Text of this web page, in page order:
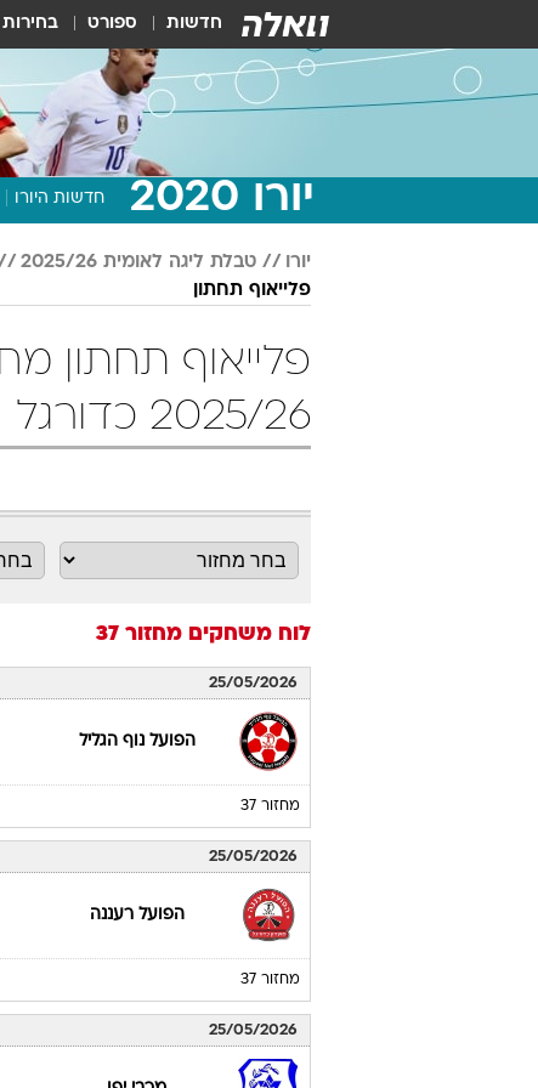
חדשות ספורט בחירות
יורו 2020 חדשות היורו
יורו טבלת ליגה לאומית 2025/26
פלייאוף תחתון
2025/26 כדורגל
לוח משחקים מחזור 37
25/05/2026
הפועל נוף הגליל
מחזור 37
25/05/2026
הפועל רעננה
מחזור 37
25/05/2026